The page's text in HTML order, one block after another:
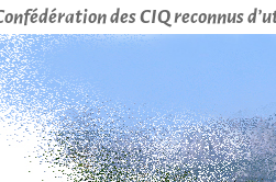
des CIQ reconnus